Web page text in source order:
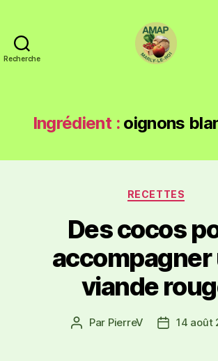
Recherche
Ingrédient : oignons
RECETTES
Des cocos
accompagner
viande
Par PierreV 14 août